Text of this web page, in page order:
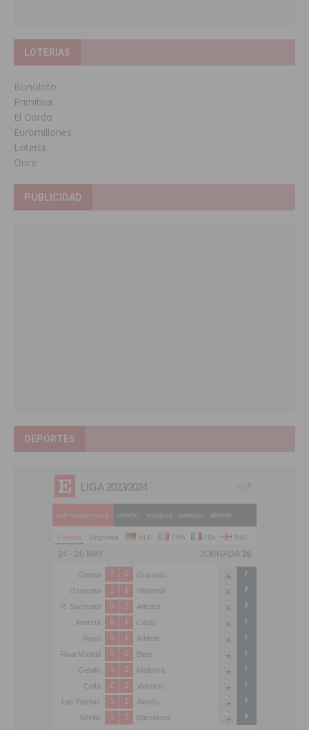
LOTERIAS
Bonoloto
Primitiva
El Gordo
Euromillones
Loteria
Once
PUBLICIDAD
DEPORTES